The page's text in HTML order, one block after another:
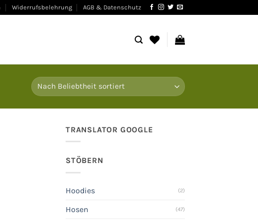
Widerrufsbelehrung AGB & Datenschutz
TRANSLATOR GOOGLE
STÖBERN
Hoodies (2)
Hosen (47)